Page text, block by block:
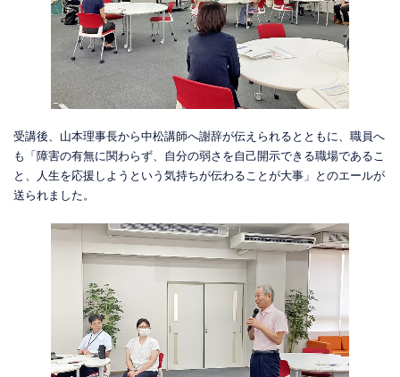
受講後、山本理事長から中松講師へ謝辞が伝えられるとともに、職員へ
も「障害の有無に関わらず、自分の弱さを自己開示できる職場であるこ
と、人生を応援しようという気持ちが伝わることが大事」とのエールが
送られました。